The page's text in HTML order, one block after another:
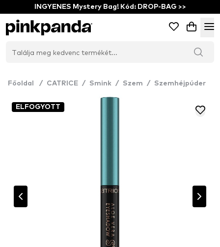
INGYENES Mystery Bag! Kód: DROP-BAG >>
Főoldal / CATRICE / Smink / Szem / Szemhéjpúder
ELFOGYOTT